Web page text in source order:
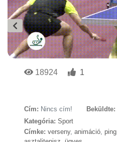
18924
1
Cím: Nincs cím! Beküldte:
Kategória: Sport
Címke: verseny, animáció ping